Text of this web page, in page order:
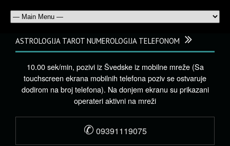
ASTROLOGIJA TAROT NUMEROLOGIJA TELEFONOM
10.00 sek/min, pozivi iz Švedske iz mobilne mreže (Sa
touchscreen ekrana mobilnih telefona poziv se ostvaruje
dodirom na broj telefona). Na donjem ekranu su prikazani
operateri aktivni na mreži
✆ 09391119075